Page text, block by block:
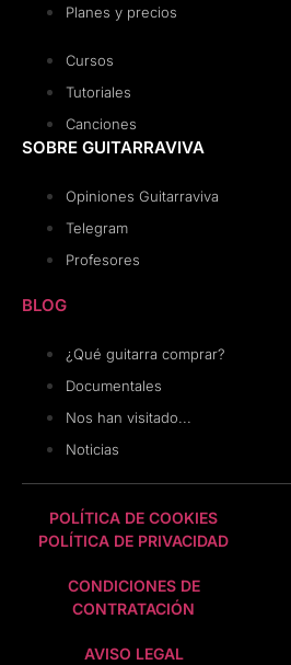
Planes y precios
Cursos
Tutoriales
Canciones
SOBRE GUITARRAVIVA
Opiniones Guitarraviva
Telegram
Profesores
BLOG
¿Qué guitarra comprar?
Documentales
Nos han visitado...
Noticias
POLÍTICA DE COOKIES
POLÍTICA DE PRIVACIDAD
CONDICIONES DE
CONTRATACIÓN
AVISO LEGAL